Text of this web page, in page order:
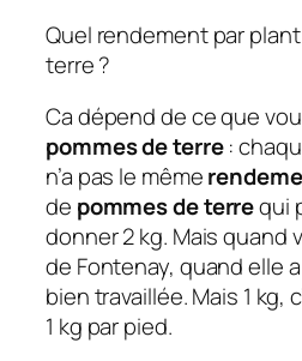
Quel rendement par
terre ?
Ca dépend de ce que
pommes de terre:
n’a pas le même
de pommes de terrequi
donner 2 kg. Mais quand
de Fontenay, quand elle
bien travaillée. Mais 1 kg,
1 kg par pied.